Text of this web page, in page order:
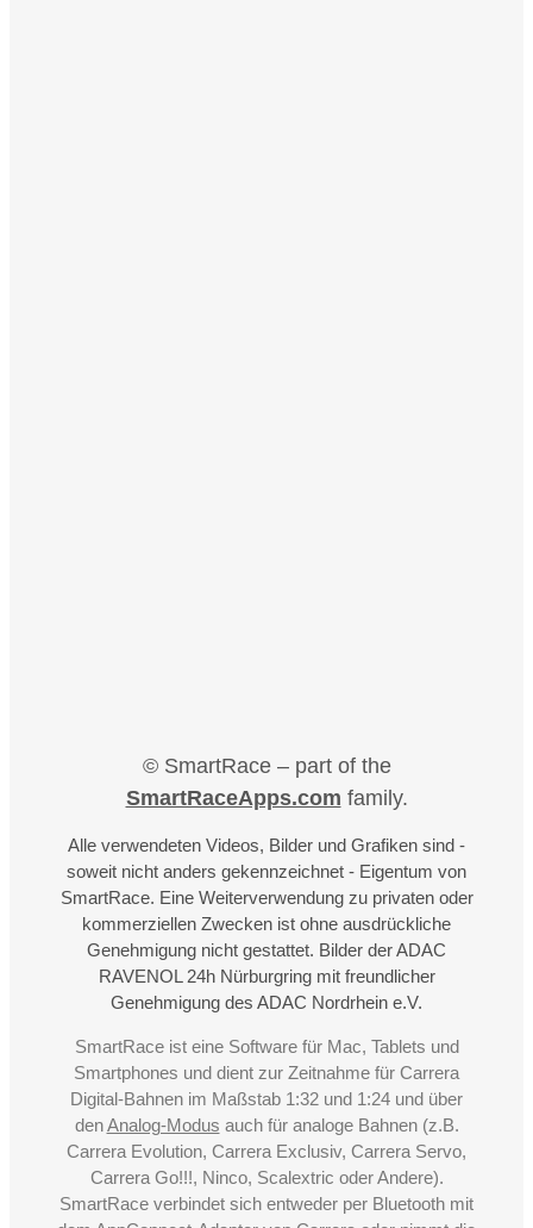
© SmartRace – part of the
SmartRaceApps.com family.
Alle verwendeten Videos, Bilder und Grafiken sind -
soweit nicht anders gekennzeichnet - Eigentum von
SmartRace. Eine Weiterverwendung zu privaten oder
kommerziellen Zwecken ist ohne ausdrückliche
Genehmigung nicht gestattet. Bilder der ADAC
RAVENOL 24h Nürburgring mit freundlicher
Genehmigung des ADAC Nordrhein e.V.
SmartRace ist eine Software für Mac, Tablets und
Smartphones und dient zur Zeitnahme für Carrera
Digital-Bahnen im Maßstab 1:32 und 1:24 und über
denAnalog-Modus auch für analoge Bahnen (z.B.
Carrera Evolution, Carrera Exclusiv, Carrera Servo,
Carrera Go!!!, Ninco, Scalextric oder Andere).
SmartRace verbindet sich entweder per Bluetooth mit